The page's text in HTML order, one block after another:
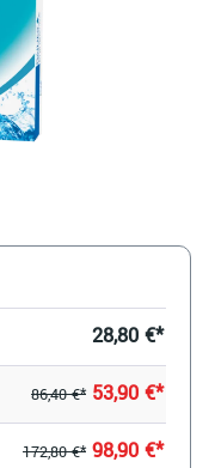
28,80 €*
86,40 €* 53,90 €*
172,80 €* 98,90 €*